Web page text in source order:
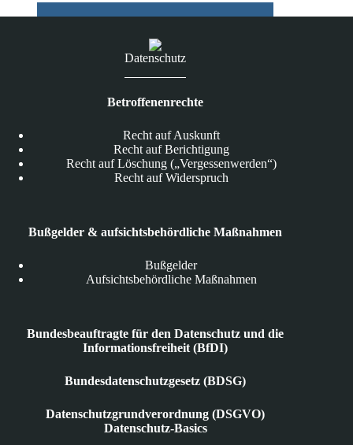
Datenschutz
Betroffenenrechte
Recht auf Auskunft
Recht auf Berichtigung
Recht auf Löschung („Vergessenwerden“)
Recht auf Widerspruch
Bußgelder & aufsichtsbehördliche Maßnahmen
Bußgelder
Aufsichtsbehördliche Maßnahmen
Bundesbeauftragte für den Datenschutz und die
Informationsfreiheit (BfDI)
Bundesdatenschutzgesetz (BDSG)
Datenschutzgrundverordnung (DSGVO)
Datenschutz-Basics